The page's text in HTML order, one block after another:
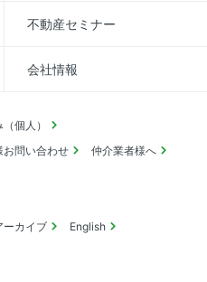
不動産セミナー
会社情報
個人）
お問い合わせ
仲介業者様へ
ーカイブ
English